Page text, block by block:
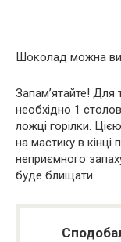
Шоколад можна
Запам’ятайте!
необхідно 1
ложці горілки.
на мастику в кінці
неприємного
буде блищати.